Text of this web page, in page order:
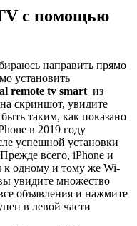
с помощью
направить прямо
установить
remote tv smart из
скриншот, увидите
таким, как показано
успешной установки
всего, iPhone и
одному и тому же Wi-
увидите множество
объявления и нажмите
в левой части